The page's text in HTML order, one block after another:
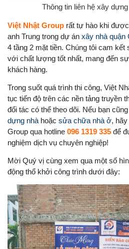
Thông tin liên hệ xây
Việt Nhật Group rất tự hào khi
anh Trung trong dự án xây nhà quận
4 tầng 2 mặt tiền. Chúng tôi cam kết
với chất lượng tốt nhất, mang đến
khách hàng.
Trong suốt quá trình thi công, Việt
tục tiến độ trên các nền tảng truyền
đối tác có thể theo dõi. Nếu bạn
dựng nhà hoặc sửa chữa nhà ở,
Group qua hotline 096 1319 335 để
nghiệm dịch vụ chuyên nghiệp!
Mời Quý vị cùng xem qua một số
động thổ khởi công trình dưới đây: